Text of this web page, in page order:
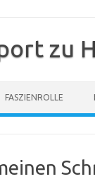
zu
FASZIENROLLE